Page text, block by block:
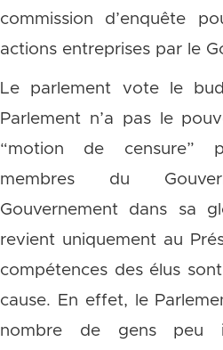
commission d’enquête
actions entreprises par le
Le parlement vote le
Parlement n’a pas le
“motion de censure”
membres du
Gouvernement dans sa
revient uniquement au
compétences des élus
cause. En effet, le
nombre de gens peu